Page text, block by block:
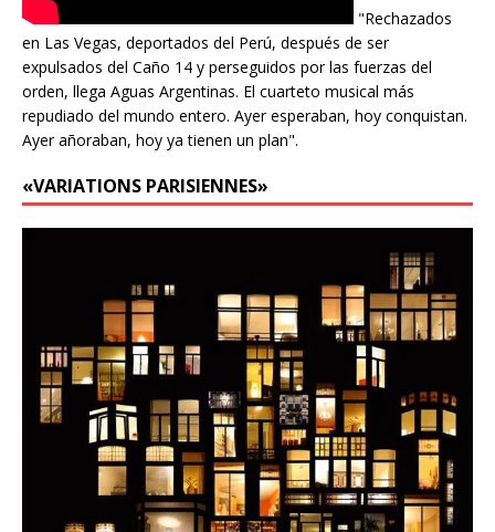
"Rechazados
en Las Vegas, deportados del Perú, después de ser
expulsados del Caño 14 y perseguidos por las fuerzas del
orden, llega Aguas Argentinas. El cuarteto musical más
repudiado del mundo entero. Ayer esperaban, hoy conquistan.
Ayer añoraban, hoy ya tienen un plan".
«VARIATIONS PARISIENNES»